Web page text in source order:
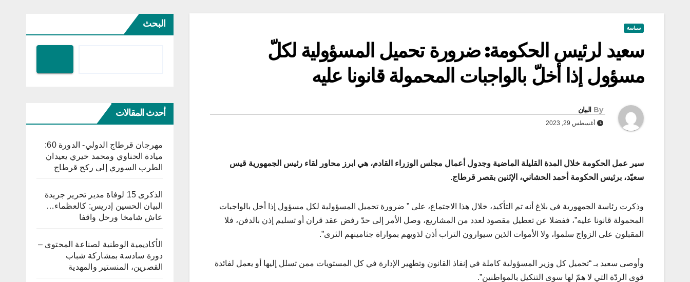
سياسة
سعيد لرئيس الحكومة: ضرورة تحميل المسؤولية لكلّ
مسؤول إذا أخلّ بالواجبات المحمولة قانونا عليه
By البيان
أغسطس 29, 2023
سير عمل الحكومة خلال المدة القليلة الماضية وجدول أعمال مجلس الوزراء القادم، هي ابرز محاور لقاء رئيس الجمهورية قيس
سعيّد، برئيس الحكومة أحمد الحشاني، الإثنين بقصر قرطاج.
وذكرت رئاسة الجمهورية في بلاغ أنه تم التأكيد، خلال هذا الاجتماع، على ” ضرورة تحميل المسؤولية لكل مسؤول إذا أخل بالواجبات
المحمولة قانونا عليه”، ففضلا عن تعطيل مقصود لعدد من المشاريع، وصل الأمر إلى حدّ رفض عقد قران أو تسليم إذن بالدفن، فلا
المقبلون على الزواج سلموا، ولا الأموات الذين سيوارون التراب أذن لذويهم بمواراة جثامينهم الثرى”.
وأوصى سعيد بـ “تحميل كل وزير المسؤولية كاملة في إنفاذ القانون وتطهير الإدارة في كل المستويات ممن تسلل إليها أو يعمل لفائدة
قوى الردّة التي لا همّ لها سوى التنكيل بالمواطنين”.
البحث
أحدث المقالات
مهرجان قرطاج الدولي- الدورة 60:
ميادة الحناوي ومحمد خيري يعيدان
الطرب السوري إلى ركح قرطاج
الذكرى 15 لوفاة مدير تحرير جريدة
البيان الحسين إدريس: كالعظماء…
عاش شامخا ورحل واقفا
الأكاديمية الوطنية لصناعة المحتوى –
دورة سادسة بمشاركة شباب
القصرين، المنستير والمهدية